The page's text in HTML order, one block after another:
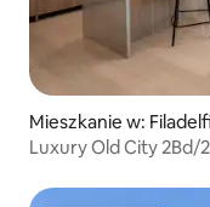
Mieszkanie w:
Luxury Old City 2Bd/